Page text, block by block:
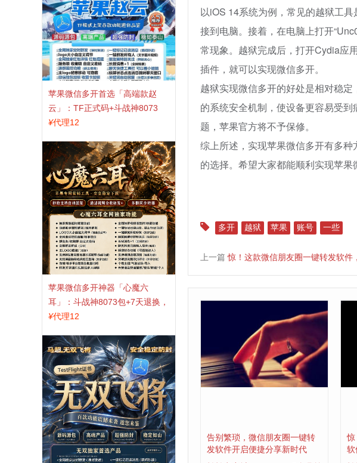
苹果微信多开首选「高端款赵
云」：TF正式码+斗战神8073
包，7天退换认准拍拍卡激活码
¥代理12
苹果微信多开神器「心魔六
耳」：斗战神8073包+7天退换，
认准拍拍卡激活码商城
¥代理12
以iOS 14系统为例，常见的越狱工
接到电脑。接着，在电脑上打开
常现象。越狱完成后，打开Cydia应
插件，就可以实现微信多开。
越狱实现微信多开的好处是相对稳
的系统安全机制，使设备更容易受
题，苹果官方将不予保修。
综上所述，实现苹果微信多开有多
的选择。希望大家都能顺利实现苹果
多开 越狱 苹果 账号 一些
上一篇惊！这款微信朋友圈一键转发软件
告别繁琐，微信朋友圈一键转
发软件开启便捷分享新时代
惊
软